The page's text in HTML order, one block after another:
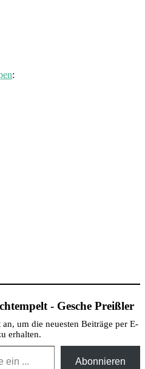
:
- Gesche Preißler
um die neuesten Beiträge per E-
erhalten.
Abonnieren